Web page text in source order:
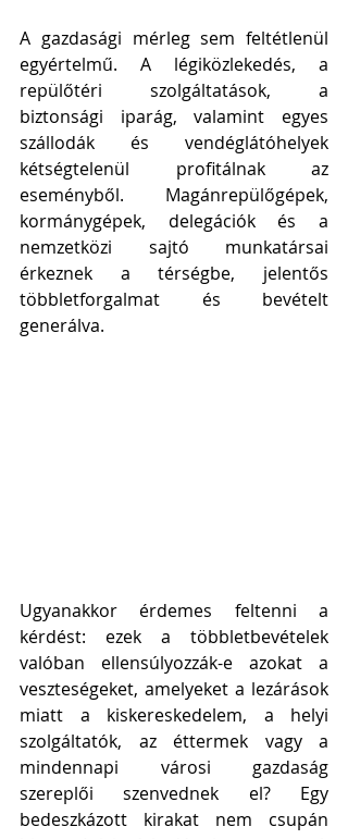
A gazdasági mérleg sem feltétlenül
egyértelmű. A légiközlekedés, a
repülőtéri szolgáltatások, a
biztonsági iparág, valamint egyes
szállodák és vendéglátóhelyek
kétségtelenül profitálnak az
eseményből. Magánrepülőgépek,
kormánygépek, delegációk és a
nemzetközi sajtó munkatársai
érkeznek a térségbe, jelentős
többletforgalmat és bevételt
generálva.
Ugyanakkor érdemes feltenni a
kérdést: ezek a többletbevételek
valóban ellensúlyozzák-e azokat a
veszteségeket, amelyeket a lezárások
miatt a kiskereskedelem, a helyi
szolgáltatók, az éttermek vagy a
mindennapi városi gazdaság
szereplői szenvednek el? Egy
bedeszkázott kirakat nem csupán